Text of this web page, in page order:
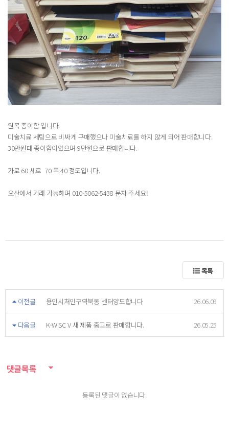
원목 종이함 입니다.
미술치료 세팅으로 비싸게 구매했으나 미술치료를 하지 않게 되어 판매합니다.
30만원대 종이함이었으며 9만원으로 판매합니다.
가로 60 세로 70 폭 40 정도입니다.
오산에서 거래 가능하며 010-5062-5438 문자 주세요!
목록
이전글 용인시처인구역북동 센터양도합니다 26.06.09
다음글 K-WISC V 새 제품 중고로 판매합니다. 26.05.25
댓글목록
등록된 댓글이 없습니다.